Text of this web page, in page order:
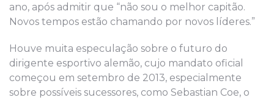
ano, após admitir que “não sou o melhor capitão.
Novos tempos estão chamando por novos líderes.”
Houve muita especulação sobre o futuro do
dirigente esportivo alemão, cujo mandato oficial
começou em setembro de 2013, especialmente
sobre possíveis sucessores, como Sebastian Coe, o